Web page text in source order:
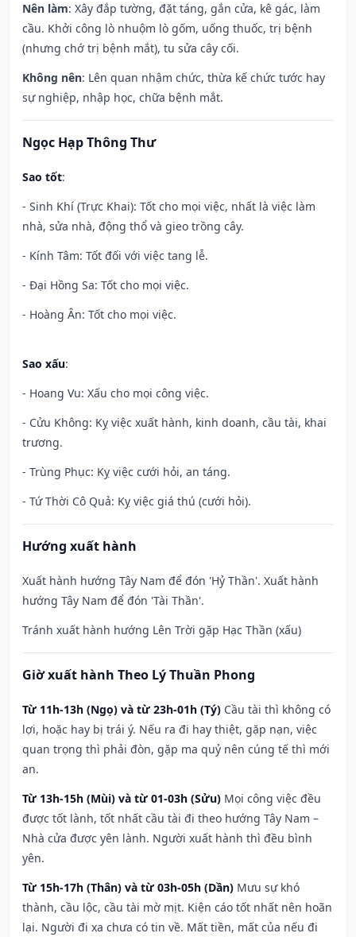
Nên làm: Xây đắp tường, đặt táng, gắn cửa, kê gác, làm
cầu. Khởi công lò nhuộm lò gốm, uống thuốc, trị bệnh
(nhưng chớ trị bệnh mắt), tu sửa cây cối.
Không nên: Lên quan nhậm chức, thừa kế chức tước hay
sự nghiệp, nhập học, chữa bệnh mắt.
Ngọc Hạp Thông Thư
Sao tốt:
- Sinh Khí (Trực Khai): Tốt cho mọi việc, nhất là việc làm
nhà, sửa nhà, động thổ và gieo trồng cây.
- Kính Tâm: Tốt đối với việc tang lễ.
- Đại Hồng Sa: Tốt cho mọi việc.
- Hoàng Ân: Tốt cho mọi việc.
Sao xấu:
- Hoang Vu: Xấu cho mọi công việc.
- Cửu Không: Kỵ việc xuất hành, kinh doanh, cầu tài, khai
trương.
- Trùng Phục: Kỵ việc cưới hỏi, an táng.
- Tứ Thời Cô Quả: Kỵ việc giá thú (cưới hỏi).
Hướng xuất hành
Xuất hành hướng Tây Nam để đón 'Hỷ Thần'. Xuất hành
hướng Tây Nam để đón 'Tài Thần'.
Tránh xuất hành hướng Lên Trời gặp Hạc Thần (xấu)
Giờ xuất hành Theo Lý Thuần Phong
Từ 11h-13h (Ngọ) và từ 23h-01h (Tý) Cầu tài thì không có
lợi, hoặc hay bị trái ý. Nếu ra đi hay thiệt, gặp nạn, việc
quan trọng thì phải đòn, gặp ma quỷ nên cúng tế thì mới
an.
Từ 13h-15h (Mùi) và từ 01-03h (Sửu) Mọi công việc đều
được tốt lành, tốt nhất cầu tài đi theo hướng Tây Nam –
Nhà cửa được yên lành. Người xuất hành thì đều bình
yên.
Từ 15h-17h (Thân) và từ 03h-05h (Dần) Mưu sự khó
thành, cầu lộc, cầu tài mờ mịt. Kiện cáo tốt nhất nên hoãn
lại. Người đi xa chưa có tin về. Mất tiền, mất của nếu đi